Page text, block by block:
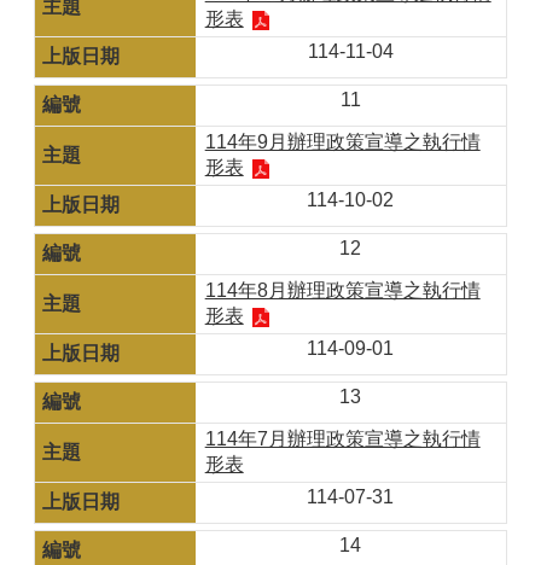
形表
114-11-04
11
114年9月辦理政策宣導之執行情
形表
114-10-02
12
114年8月辦理政策宣導之執行情
形表
114-09-01
13
114年7月辦理政策宣導之執行情
形表
114-07-31
14